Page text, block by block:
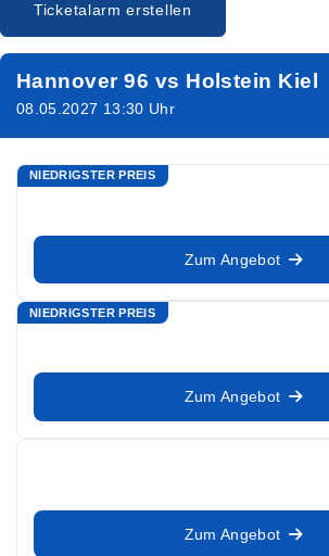
Ticketalarm erstellen
Hannover 96 vs Holstein Kiel
08.05.2027 13:30 Uhr
NIEDRIGSTER PREIS
Zum Angebot
NIEDRIGSTER PREIS
Zum Angebot
Zum Angebot